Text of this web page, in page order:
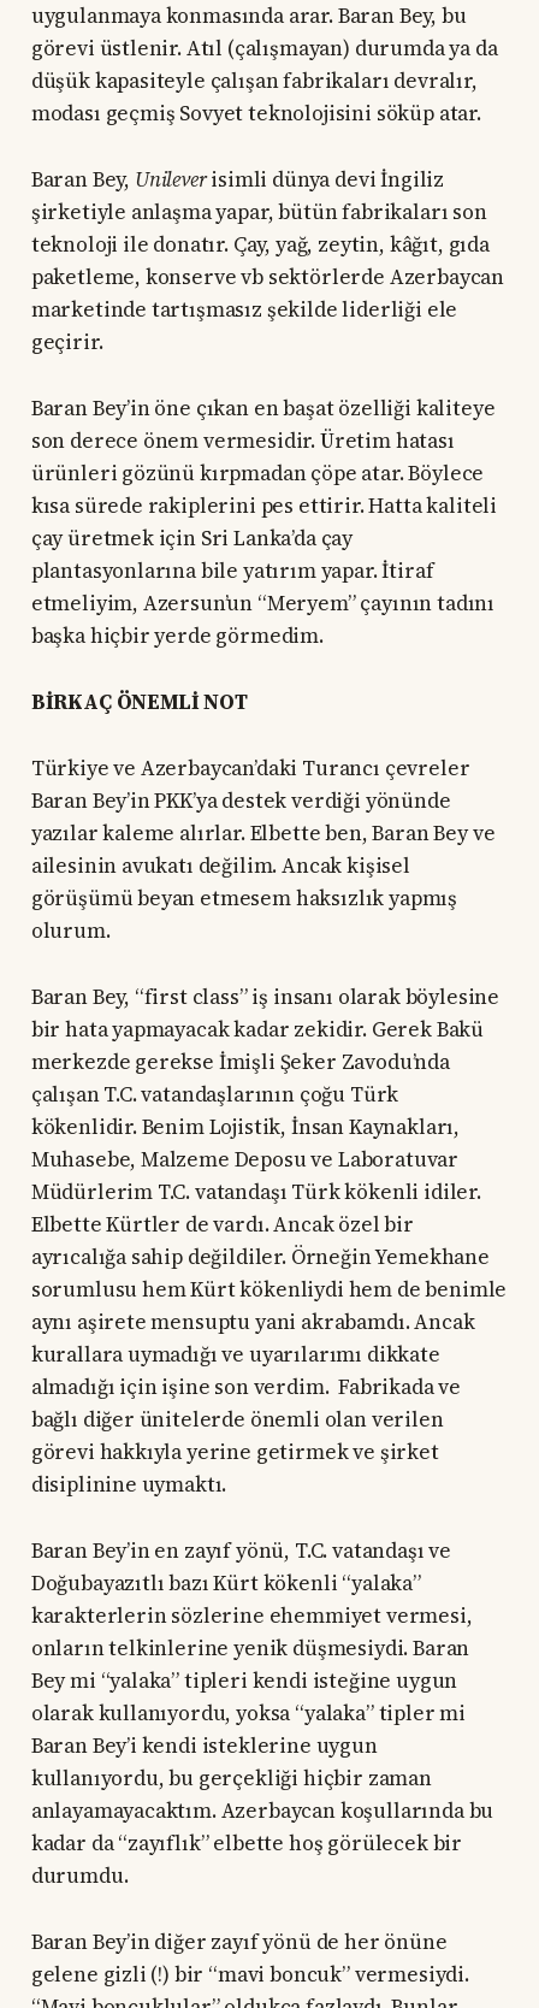
uygulanmaya konmasında arar. Baran Bey, bu
görevi üstlenir. Atıl (çalışmayan) durumda ya da
düşük kapasiteyle çalışan fabrikaları devralır,
modası geçmiş Sovyet teknolojisini söküp atar.
Baran Bey, Unileverisimli dünya devi İngiliz
şirketiyle anlaşma yapar, bütün fabrikaları son
teknoloji ile donatır. Çay, yağ, zeytin, kâğıt, gıda
paketleme, konserve vb sektörlerde Azerbaycan
marketinde tartışmasız şekilde liderliği ele
geçirir.
Baran Bey’in öne çıkan en başat özelliği kaliteye
son derece önem vermesidir. Üretim hatası
ürünleri gözünü kırpmadan çöpe atar. Böylece
kısa sürede rakiplerini pes ettirir. Hatta kaliteli
çay üretmek için Sri Lanka’da çay
plantasyonlarına bile yatırım yapar. İtiraf
etmeliyim, Azersun’un “Meryem” çayının tadını
başka hiçbir yerde görmedim.
BİRKAÇ ÖNEMLİ NOT
Türkiye ve Azerbaycan’daki Turancı çevreler
Baran Bey’in PKK’ya destek verdiği yönünde
yazılar kaleme alırlar. Elbette ben, Baran Bey ve
ailesinin avukatı değilim. Ancak kişisel
görüşümü beyan etmesem haksızlık yapmış
olurum.
Baran Bey, “first class” iş insanı olarak böylesine
bir hata yapmayacak kadar zekidir. Gerek Bakü
merkezde gerekse İmişli Şeker Zavodu’nda
çalışan T.C. vatandaşlarının çoğu Türk
kökenlidir. Benim Lojistik, İnsan Kaynakları,
Muhasebe, Malzeme Deposu ve Laboratuvar
Müdürlerim T.C. vatandaşı Türk kökenli idiler.
Elbette Kürtler de vardı. Ancak özel bir
ayrıcalığa sahip değildiler. Örneğin Yemekhane
sorumlusu hem Kürt kökenliydi hem de benimle
aynı aşirete mensuptu yani akrabamdı. Ancak
kurallara uymadığı ve uyarılarımı dikkate
almadığı için işine son verdim. Fabrikada ve
bağlı diğer ünitelerde önemli olan verilen
görevi hakkıyla yerine getirmek ve şirket
disiplinine uymaktı.
Baran Bey’in en zayıf yönü, T.C. vatandaşı ve
Doğubayazıtlı bazı Kürt kökenli “yalaka”
karakterlerin sözlerine ehemmiyet vermesi,
onların telkinlerine yenik düşmesiydi. Baran
Bey mi “yalaka” tipleri kendi isteğine uygun
olarak kullanıyordu, yoksa “yalaka” tipler mi
Baran Bey’i kendi isteklerine uygun
kullanıyordu, bu gerçekliği hiçbir zaman
anlayamayacaktım. Azerbaycan koşullarında bu
kadar da “zayıflık” elbette hoş görülecek bir
durumdu.
Baran Bey’in diğer zayıf yönü de her önüne
gelene gizli (!) bir “mavi boncuk” vermesiydi.